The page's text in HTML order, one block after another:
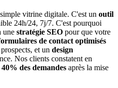
vitrine digitale. C'est un outil
24h/24, 7j/7. C'est pourquoi
une stratégie SEO pour que votre
de contact optimisés
et un design
Nos clients constatent en
des demandes après la mise